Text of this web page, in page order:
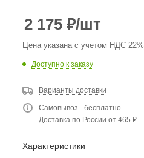
2 175 ₽/шт
Цена указана с учетом НДС 22%
Доступно к заказу
Варианты доставки
Самовывоз - бесплатно
Доставка по России от 465 ₽
Характеристики